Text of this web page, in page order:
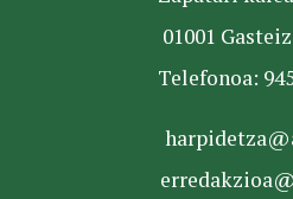
01001
Telefonoa: